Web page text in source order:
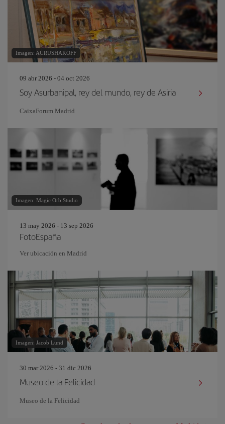
Imagen: AURUSHAKOFF
09 abr 2026 - 04 oct 2026
Soy Asurbanipal, rey del mundo, rey de Asiria
CaixaForum Madrid
Imagen: Magic Orb Studio
13 may 2026 - 13 sep 2026
FotoEspaña
Ver ubicación en Madrid
Imagen: Jacob Lund
30 mar 2026 - 31 dic 2026
Museo de la Felicidad
Museo de la Felicidad